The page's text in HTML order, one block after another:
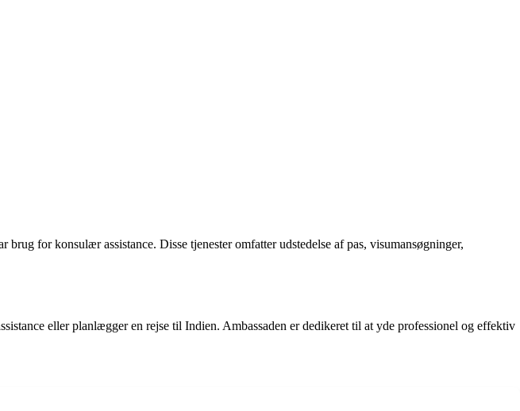
for konsulær assistance. Disse tjenester omfatter udstedelse af pas, visumansøgninger,
eller planlægger en rejse til Indien. Ambassaden er dedikeret til at yde professionel og effektiv